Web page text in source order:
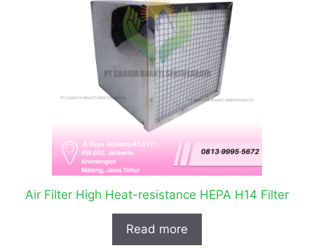
Air Filter High Heat-resistance HEPA H14 Filter
Read more